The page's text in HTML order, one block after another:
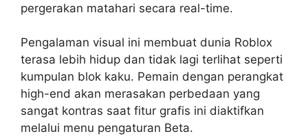
pergerakan matahari secara real-time.
Pengalaman visual ini membuat dunia Roblox
terasa lebih hidup dan tidak lagi terlihat seperti
kumpulan blok kaku. Pemain dengan perangkat
high-end akan merasakan perbedaan yang
sangat kontras saat fitur grafis ini diaktifkan
melalui menu pengaturan Beta.